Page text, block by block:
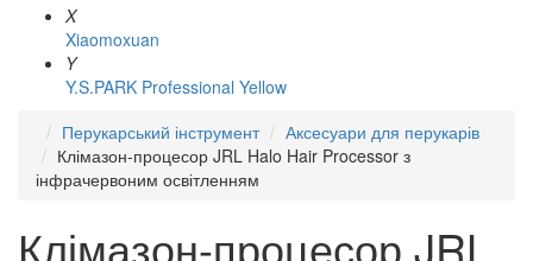
X
Xiaomoxuan
Y
Y.S.PARK Professional Yellow
Перукарський інструмент
Аксесуари для перукарів
Клімазон-процесор JRL Halo Hair Processor з
інфрачервоним освітленням
Клімазон-процесор JRL